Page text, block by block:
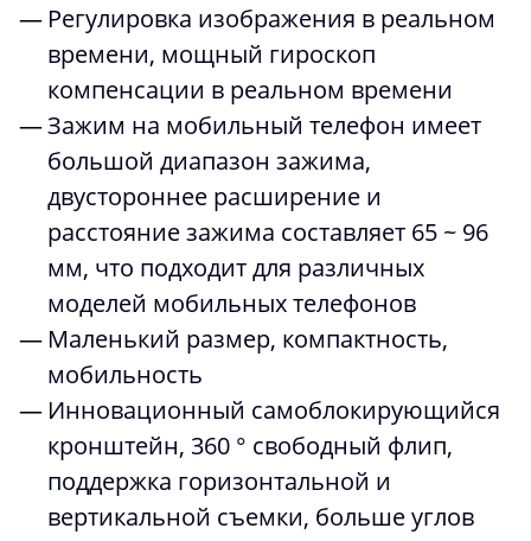
Регулировка изображения в реальном
времени, мощный гироскоп
компенсации в реальном времени
Зажим на мобильный телефон имеет
большой диапазон зажима,
двустороннее расширение и
расстояние зажима составляет 65 ~ 96
мм, что подходит для различных
моделей мобильных телефонов
Маленький размер, компактность,
мобильность
Инновационный самоблокирующийся
кронштейн, 360 ° свободный флип,
поддержка горизонтальной и
вертикальной съемки, больше углов